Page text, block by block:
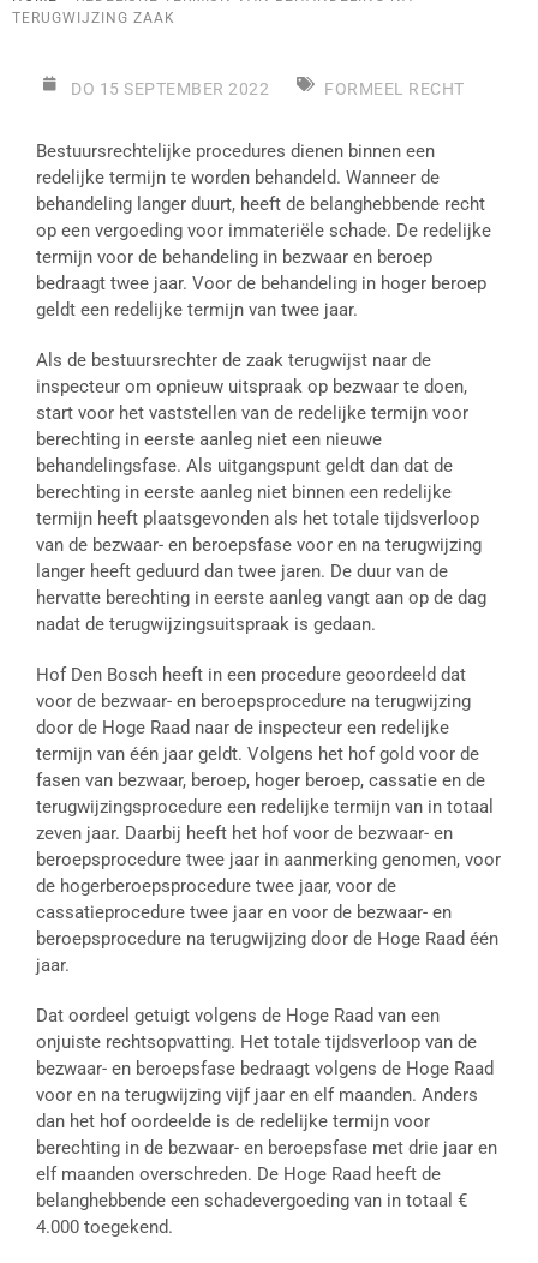
TERUGWIJZING ZAAK
DO 15 SEPTEMBER 2022 FORMEEL RECHT
Bestuursrechtelijke procedures dienen binnen een
redelijke termijn te worden behandeld. Wanneer de
behandeling langer duurt, heeft de belanghebbende recht
op een vergoeding voor immateriële schade. De redelijke
termijn voor de behandeling in bezwaar en beroep
bedraagt twee jaar. Voor de behandeling in hoger beroep
geldt een redelijke termijn van twee jaar.
Als de bestuursrechter de zaak terugwijst naar de
inspecteur om opnieuw uitspraak op bezwaar te doen,
start voor het vaststellen van de redelijke termijn voor
berechting in eerste aanleg niet een nieuwe
behandelingsfase. Als uitgangspunt geldt dan dat de
berechting in eerste aanleg niet binnen een redelijke
termijn heeft plaatsgevonden als het totale tijdsverloop
van de bezwaar- en beroepsfase voor en na terugwijzing
langer heeft geduurd dan twee jaren. De duur van de
hervatte berechting in eerste aanleg vangt aan op de dag
nadat de terugwijzingsuitspraak is gedaan.
Hof Den Bosch heeft in een procedure geoordeeld dat
voor de bezwaar- en beroepsprocedure na terugwijzing
door de Hoge Raad naar de inspecteur een redelijke
termijn van één jaar geldt. Volgens het hof gold voor de
fasen van bezwaar, beroep, hoger beroep, cassatie en de
terugwijzingsprocedure een redelijke termijn van in totaal
zeven jaar. Daarbij heeft het hof voor de bezwaar- en
beroepsprocedure twee jaar in aanmerking genomen, voor
de hogerberoepsprocedure twee jaar, voor de
cassatieprocedure twee jaar en voor de bezwaar- en
beroepsprocedure na terugwijzing door de Hoge Raad één
jaar.
Dat oordeel getuigt volgens de Hoge Raad van een
onjuiste rechtsopvatting. Het totale tijdsverloop van de
bezwaar- en beroepsfase bedraagt volgens de Hoge Raad
voor en na terugwijzing vijf jaar en elf maanden. Anders
dan het hof oordeelde is de redelijke termijn voor
berechting in de bezwaar- en beroepsfase met drie jaar en
elf maanden overschreden. De Hoge Raad heeft de
belanghebbende een schadevergoeding van in totaal €
4.000 toegekend.